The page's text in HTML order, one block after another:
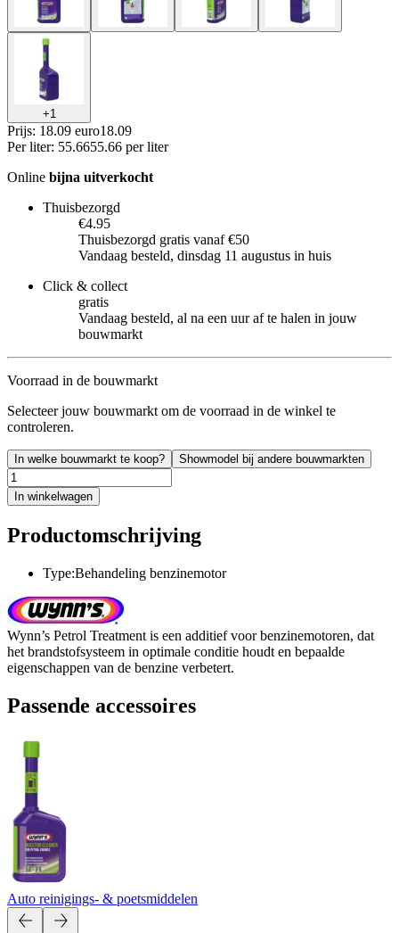
+1
Prijs: 18.09 euro18.09
Per liter: 55.6655.66 per liter
Online bijna uitverkocht
Thuisbezorgd
€4.95
Thuisbezorgd gratis vanaf €50
Vandaag besteld, dinsdag 11 augustus in huis
Click & collect
gratis
Vandaag besteld, al na een uur af te halen in jouw
bouwmarkt
Voorraad in de bouwmarkt
Selecteer jouw bouwmarkt om de voorraad in de winkel te
controleren.
In welke bouwmarkt te koop? Showmodel bij andere bouwmarkten
In winkelwagen
Productomschrijving
Type:Behandeling benzinemotor
Wynn’s Petrol Treatment is een additief voor benzinemotoren, dat
het brandstofsysteem in optimale conditie houdt en bepaalde
eigenschappen van de benzine verbetert.
Passende accessoires
Auto reinigings- & poetsmiddelen